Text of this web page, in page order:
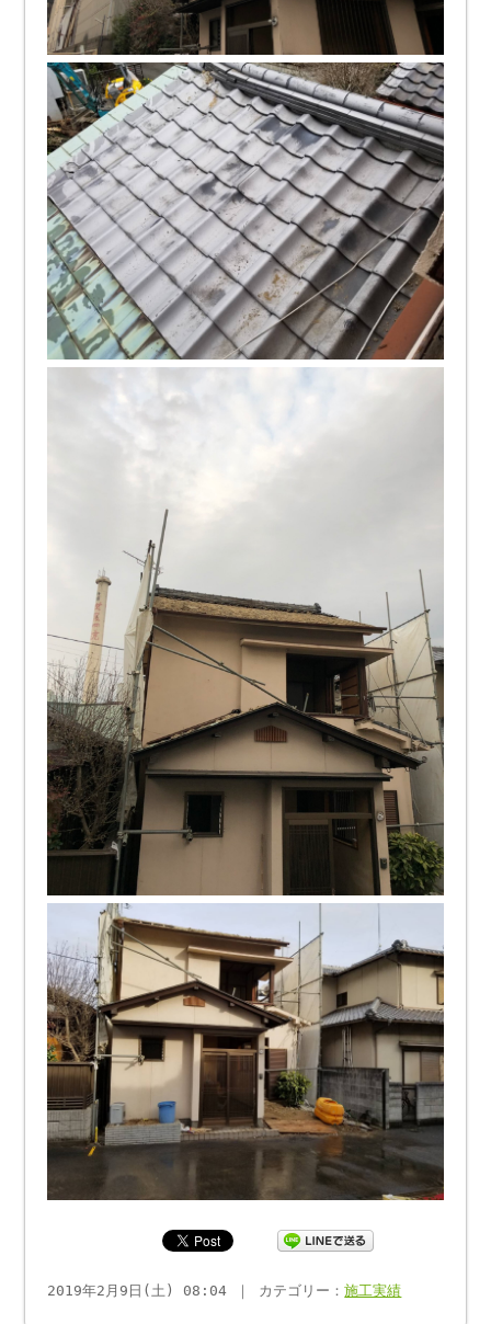
2019年2月9日(土) 08:04 ｜ カテゴリー：施工実績